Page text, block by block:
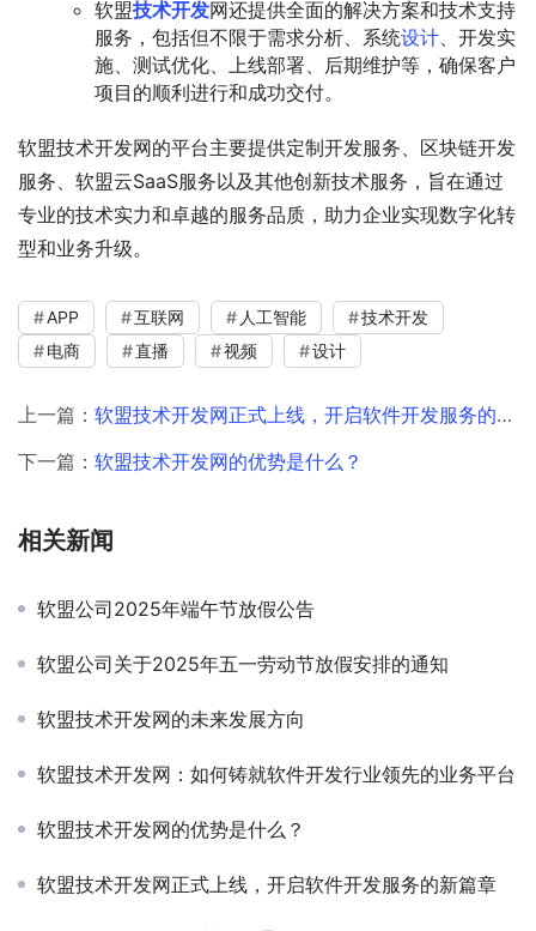
软盟技术开发网还提供全面的解决方案和技术支持
服务，包括但不限于需求分析、系统设计 、开发实
施、测试优化、上线部署、后期维护等，确保客户
项目的顺利进行和成功交付。
软盟技术开发网的平台主要提供定制开发服务、区块链开发
服务、软盟云SaaS服务以及其他创新技术服务，旨在通过
专业的技术实力和卓越的服务品质，助力企业实现数字化转
型和业务升级。
APP 互联网 人工智能
技术开发
电商
直播 视频 设计
上一篇： 软盟技术开发网正式上线，开启软件开发服务的新篇章
下一篇： 软盟技术开发网的优势是什么？
相关新闻
软盟公司2025年端午节放假公告
软盟公司关于2025年五一劳动节放假安排的通知
软盟技术开发网的未来发展方向
软盟技术开发网：如何铸就软件开发行业领先的业务平台
软盟技术开发网的优势是什么？
软盟技术开发网正式上线，开启软件开发服务的新篇章